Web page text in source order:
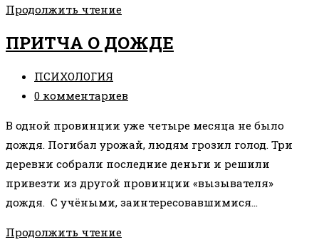
Продолжить чтениеПРИТЧА
ПРИТЧА О ДОЖДЕ
Рубрика
записи:
ПСИХОЛОГИЯ
Комментарии
записи:
0 комментариев
В одной провинции уже четыре месяца не было
дождя. Погибал урожай, людям грозил голод. Три
деревни собрали последние деньги и решили
привезти из другой провинции «вызывателя»
дождя. С учёными, заинтересовавшимися…
Продолжить чтениеПРИТЧА